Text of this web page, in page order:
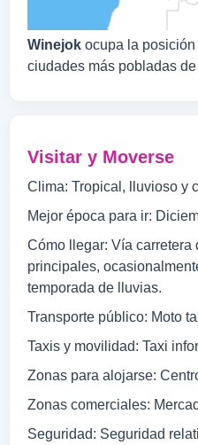
Winejok ocupa la posición
ciudades más pobladas
Visitar y Moverse
Clima: Tropical, lluvioso y
Mejor época para ir:
Cómo llegar: Vía carretera
principales,
temporada de lluvias.
Transporte público: Moto
Taxis y movilidad: Taxi
Zonas para alojarse:
Zonas comerciales:
Seguridad: Seguridad